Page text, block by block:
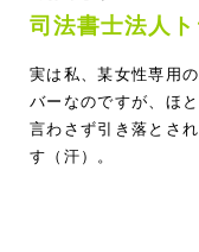
司法書士法人
実は私、某女性専用
バーなのですが、ほ
言わさず引き落とさ
す（汗）。